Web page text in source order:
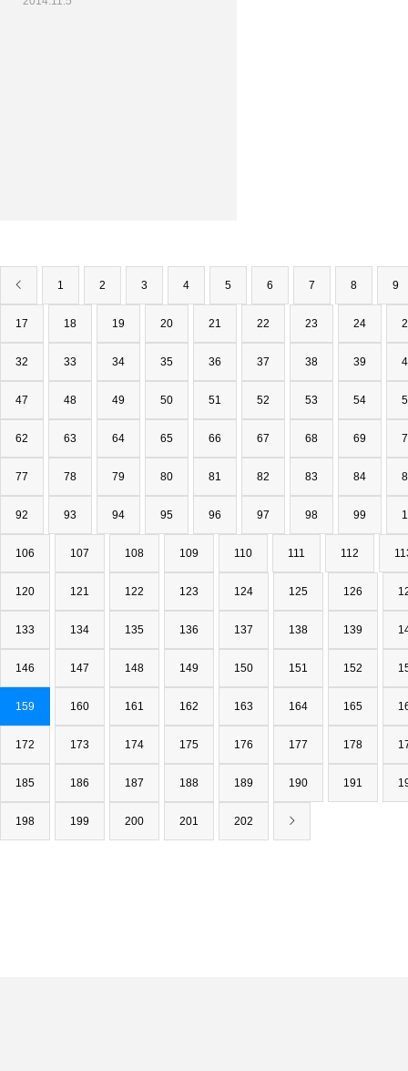
1 2 3 4 5 6 7 8 9
17 18 19 20 21 22 23 24
32 33 34 35 36 37 38 39
47 48 49 50 51 52 53 54
62 63 64 65 66 67 68 69
77 78 79 80 81 82 83 84
92 93 94 95 96 97 98 99
106 107 108 109 110 111 112
120 121 122 123 124 125 126
133 134 135 136 137 138 139
146 147 148 149 150 151 152
159 160 161 162 163 164 165
172 173 174 175 176 177 178
185 186 187 188 189 190 191
198 199 200 201 202